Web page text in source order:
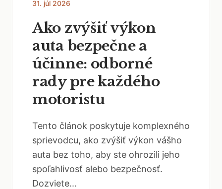
31. júl 2026
Ako zvýšiť výkon
auta bezpečne a
účinne: odborné
rady pre každého
motoristu
Tento článok poskytuje komplexného
sprievodcu, ako zvýšiť výkon vášho
auta bez toho, aby ste ohrozili jeho
spoľahlivosť alebo bezpečnosť.
Dozviete...